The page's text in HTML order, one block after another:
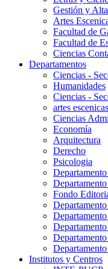
Gestión y
Artes
Facultad de
Facultad de
Ciencias
Departamentos
Ciencias -
Humanidades
Ciencias -
artes escenicas
Ciencias
Economía
Arquitectura
Derecho
Psicologia
Fondo
Institutos y Centros